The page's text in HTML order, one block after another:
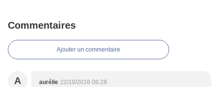
Commentaires
Ajouter un commentaire
A aurélie 22/10/2016 06:28